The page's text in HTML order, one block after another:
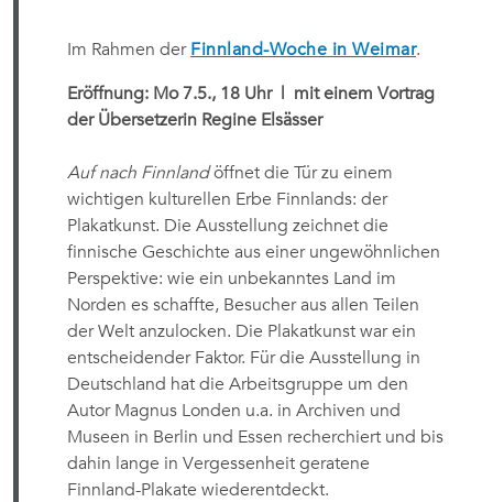
Im Rahmen der Finnland-Woche in Weimar.
Eröffnung: Mo 7.5., 18 Uhr | mit einem Vortrag
der Übersetzerin Regine Elsässer
Auf nach Finnlandöffnet die Tür zu einem
wichtigen kulturellen Erbe Finnlands: der
Plakatkunst. Die Ausstellung zeichnet die
finnische Geschichte aus einer ungewöhnlichen
Perspektive: wie ein unbekanntes Land im
Norden es schaffte, Besucher aus allen Teilen
der Welt anzulocken. Die Plakatkunst war ein
entscheidender Faktor. Für die Ausstellung in
Deutschland hat die Arbeitsgruppe um den
Autor Magnus Londen u.a. in Archiven und
Museen in Berlin und Essen recherchiert und bis
dahin lange in Vergessenheit geratene
Finnland-Plakate wiederentdeckt.